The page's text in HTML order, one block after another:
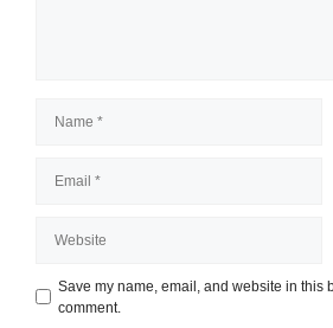
Save my name, email, and website in this
comment.